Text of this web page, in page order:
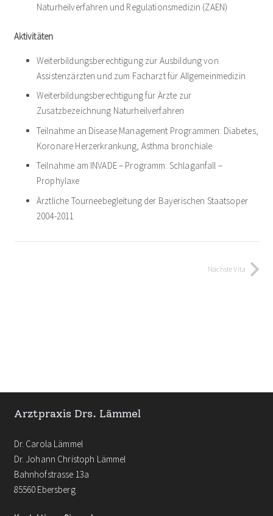
Naturheilverfahren und Regulationsmedizin (ZAEN)
Aktivitäten
Weiterbildungsberechtigung zur Ausbildung von
Assistenzärzten und zum Facharzt für Allgemeinmedizin
Weiterbildungsberechtigung für Ärzte zur
Zusatzbezeichnung Naturheilverfahren
Teilnahme an Disease Management Programmen: Diabetes,
Koronare Herzerkrankung, Asthma bronchiale
Teilnahme am INVADE – Programm: Schlaganfall –
Prophylaxe
Ärztliche Tourneebegleitung der Bayerischen Staatsoper
2004-2011
Nächste Vita
Arztpraxis Drs. Lämmel
Dr. Carola Lämmel
Dr. Johann Christoph Lämmel
Bahnhofstrasse 13a
85560 Ebersberg